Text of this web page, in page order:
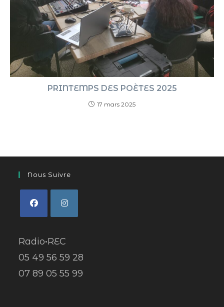
PRINTEMPS DES POÈTES 2025
17 mars 2025
Nous Suivre
Radio•REC
05 49 56 59 28
07 89 05 55 99